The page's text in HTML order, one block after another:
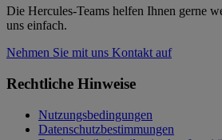
Die Hercules-Teams helfen Ihnen gerne
uns einfach.
Nehmen Sie mit uns Kontakt auf
Rechtliche Hinweise
Nutzungsbedingungen
Datenschutzbestimmungen